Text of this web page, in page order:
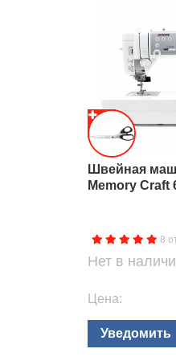
Жду новых поставок, хочу
Первый раз увидела ее в
что я давно искала.) Жду с
0
короткий шнур от педали,нет
короткий шнур от
Швейная
Memory Craft
8
Нет в
Цена:
Уведомить